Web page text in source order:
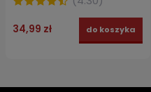
34,99 zł do koszyka